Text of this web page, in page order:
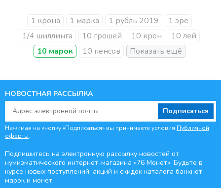
1 крона 1 марка 1 рубль 2019
1 эре
1/4 шиллинга
10 грошей 10 крон
10 лей
10 марок
10 пенсов
НОВОСТНАЯ РАССЫЛКА
Подписаться
Нажимая на кнопку «Подписаться» вы принимаете условия Публичной
оферты.
Подпишитесь на электронную рассылку новостей от
нумизматического интернет-магазина «76 Монет». Будьте в
курсе новых поступлений, акций и скидок каталога банкнот,
марок и монет.